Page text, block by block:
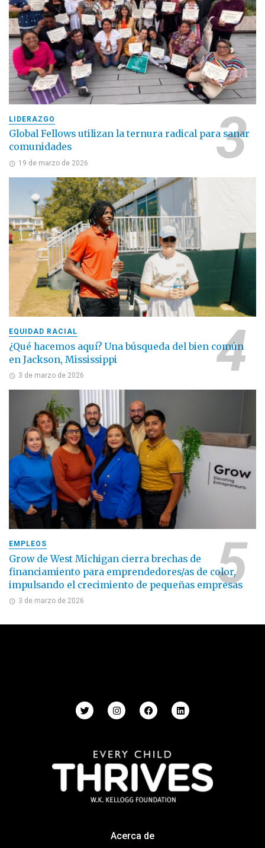
LIDERAZGO
Global Fellows utilizan la ternura radical para sanar
comunidades
19 de marzo de 2026
EQUIDAD RACIAL
¿Qué hacemos aquí? Una búsqueda del bien común
en Jackson, Mississippi
3 de marzo de 2026
EMPLEOS
Grow de West Michigan cierra brechas de
financiamiento para emprendedores/as de color,
impulsando el crecimiento de pequeñas empresas
3 de marzo de 2026
Acerca de